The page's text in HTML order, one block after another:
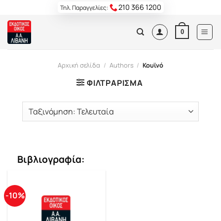
content
Τηλ. Παραγγελίες: 210 366 1200
0
Αρχική σελίδα / Authors / Κουϊνό
ΦΙΛΤΡΆΡΙΣΜΑ
Βιβλιογραφία:
-10%